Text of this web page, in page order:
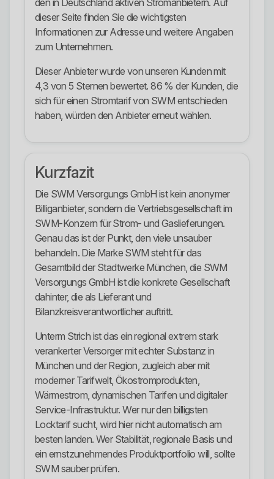
den in Deutschland aktiven Stromanbietern. Auf
dieser Seite finden Sie die wichtigsten
Informationen zur Adresse und weitere Angaben
zum Unternehmen.
Dieser Anbieter wurde von unseren Kunden mit
4,3 von 5 Sternen bewertet. 86 % der Kunden, die
sich für einen Stromtarif von SWM entschieden
haben, würden den Anbieter erneut wählen.
Kurzfazit
Die SWM Versorgungs GmbH ist kein anonymer
Billiganbieter, sondern die Vertriebsgesellschaft im
SWM-Konzern für Strom- und Gaslieferungen.
Genau das ist der Punkt, den viele unsauber
behandeln. Die Marke SWM steht für das
Gesamtbild der Stadtwerke München, die SWM
Versorgungs GmbH ist die konkrete Gesellschaft
dahinter, die als Lieferant und
Bilanzkreisverantwortlicher auftritt.
Unterm Strich ist das ein regional extrem stark
verankerter Versorger mit echter Substanz in
München und der Region, zugleich aber mit
moderner Tarifwelt, Ökostromprodukten,
Wärmestrom, dynamischen Tarifen und digitaler
Service-Infrastruktur. Wer nur den billigsten
Locktarif sucht, wird hier nicht automatisch am
besten landen. Wer Stabilität, regionale Basis und
ein ernstzunehmendes Produktportfolio will, sollte
SWM sauber prüfen.